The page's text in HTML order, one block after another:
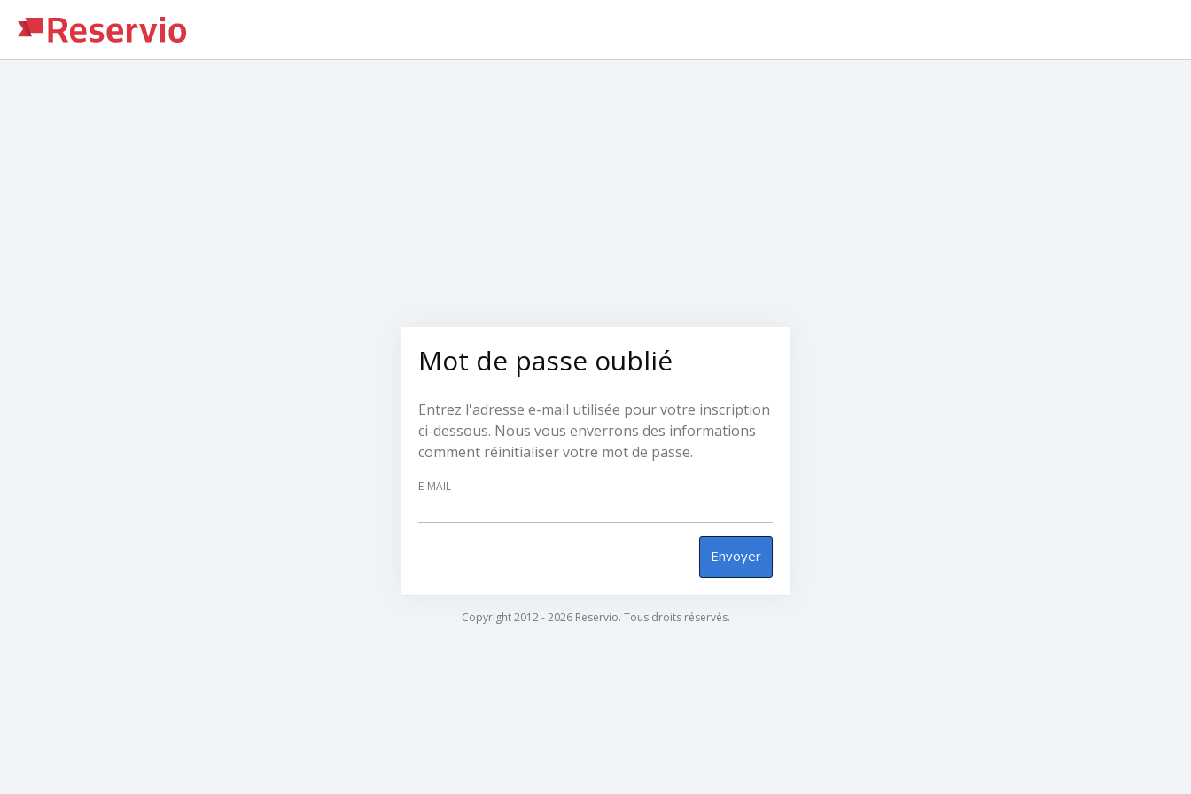
Mot de passe oublié
Entrez l'adresse e-mail utilisée pour votre inscription
ci-dessous. Nous vous enverrons des informations
comment réinitialiser votre mot de passe.
E-MAIL
Envoyer
Copyright 2012 - 2026 Reservio. Tous droits réservés.